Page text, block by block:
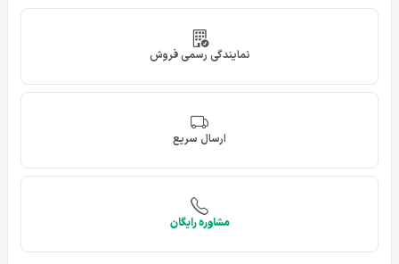
نمایندگی رسمی فروش
ارسال سریع
مشاوره رایگان